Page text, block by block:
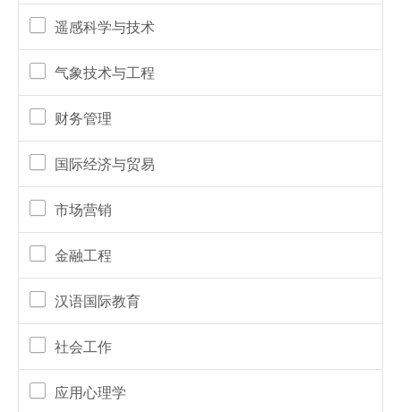
遥感科学与技术
气象技术与工程
财务管理
国际经济与贸易
市场营销
金融工程
汉语国际教育
社会工作
应用心理学